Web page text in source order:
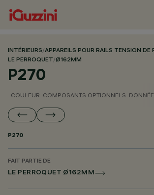
INTÉRIEURS/APPAREILS POUR RAILS TENSION DE
LE PERROQUET/Ø162MM
P270
COULEUR COMPOSANTS OPTIONNELS
P270
FAIT PARTIE DE
LE PERROQUET Ø162MM